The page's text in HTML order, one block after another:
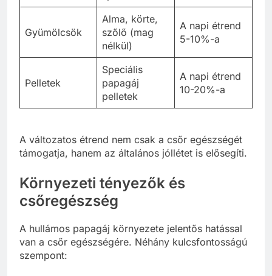
Gyümölcsök
Alma, körte,
szőlő (mag
nélkül)
A napi étrend
5-10%-a
Pelletek
Speciális
papagáj
pelletek
A napi étrend
10-20%-a
A változatos étrend nem csak a csőr egészségét
támogatja, hanem az általános jóllétet is elősegíti.
Környezeti tényezők és
csőregészség
A hullámos papagáj környezete jelentős hatással
van a csőr egészségére. Néhány kulcsfontosságú
szempont: